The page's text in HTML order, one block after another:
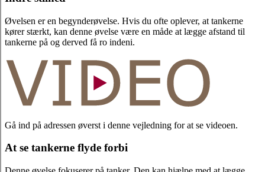
Øvelsen er en begynderøvelse. Hvis du ofte oplever, at tankerne
kører stærkt, kan denne øvelse være en måde at lægge afstand til
tankerne på og derved få ro indeni.
Gå ind på adressen øverst i denne vejledning for at se videoen.
At se tankerne flyde forbi